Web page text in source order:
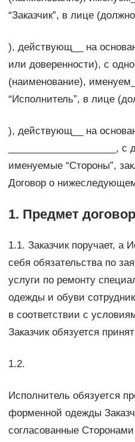
“Заказчик”, в лице
), действующ__ на
или доверенности), с
(наименование),
“Исполнитель”, в лице
), действующ__ на
____________________,
именуемые “Стороны”,
Договор о
1. Предмет
1.1. Заказчик поручает, а
себя обязательства по
услуги по ремонту
одежды и обуви
в соответствии с
Заказчик обязуется
1.2.
Исполнитель обязуется
форменной одежды
согласованные